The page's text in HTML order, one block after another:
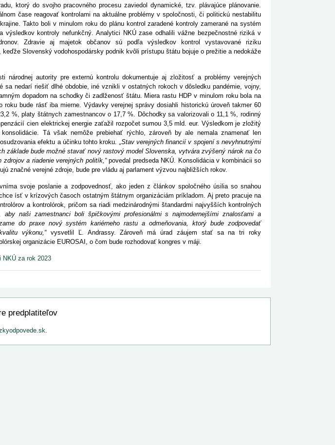
ktorý do svojho pracovného procesu zaviedol dynamické, tzv. plávajúce plánovanie.
čase reagovať kontrolami na aktuálne problémy v spoločnosti, či politickú nestabilitu
Takto boli v minulom roku do plánu kontrol zaradené kontroly zamerané na systém
výsledkov kontroly nefunkčný. Analytici NKÚ zase odhalili vážne bezpečnostné riziká v
Zdravie aj majetok občanov sú podľa výsledkov kontrol vystavované riziku
keďže Slovenský vodohospodársky podnik kvôli prístupu štátu bojuje o prežitie a nedokáže
národnej autority pre externú kontrolu dokumentuje aj zložitosť a problémy verejných
sa nedarí riešiť dlhé obdobie, iné vznikli v ostatných rokoch v dôsledku pandémie, vojny,
dopadom na schodky či zadlženosť štátu. Miera rastu HDP v minulom roku bola na
bude rásť iba mierne. Výdavky verejnej správy dosiahli historickú úroveň takmer 60
%, platy štátnych zamestnancov o 17,7 %. Dôchodky sa valorizovali o 11,1 %, rodinný
cien elektrickej energie zaťažil rozpočet sumou 3,5 mld. eur. Výsledkom je zložitý
Tá však nemôže prebiehať rýchlo, zároveň by ale nemala znamenať len
efektu a účinku tohto kroku. „Stav verejných financií v spojení s nevyhnutnými
základe bude možné stavať nový rastový model Slovenska, vytvára zvýšený nárok na čo
a riadenie verejných politík,“povedal predseda NKÚ. Konsolidácia v kombinácii so
značné verejné zdroje, bude pre vládu aj parlament výzvou najbližších rokov.
svoje poslanie a zodpovednosť, ako jeden z článkov spoločného úsilia so snahou
ísť v krízových časoch ostatným štátnym organizáciám príkladom. Aj preto pracuje na
a kontrolórok, pričom sa riadi medzinárodnými štandardmi najvyšších kontrolných
aby naši zamestnanci boli špičkovými profesionálmi s najmodernejšími znalosťami a
do praxe nový systém kariérneho rastu a odmeňovania, ktorý bude zodpovedať
výkonu,“ vysvetlil Ľ. Andrassy. Zároveň má úrad záujem stať sa na tri roky
organizácie EUROSAI, o čom bude rozhodovať kongres v máji.
NKÚ za rok 2023
predplatiteľov
.